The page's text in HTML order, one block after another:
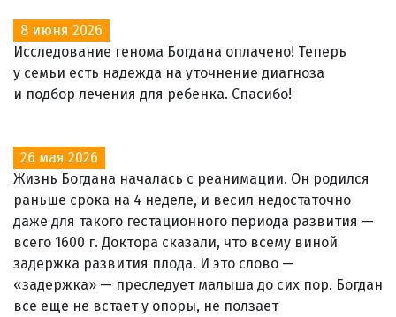
8 июня 2026
Исследование генома Богдана оплачено! Теперь
у семьи есть надежда на уточнение диагноза
и подбор лечения для ребенка. Спасибо!
26 мая 2026
Жизнь Богдана началась с реанимации. Он родился
раньше срока на 4 неделе, и весил недостаточно
даже для такого гестационного периода развития —
всего 1600 г. Доктора сказали, что всему виной
задержка развития плода. И это слово —
«задержка» — преследует малыша до сих пор. Богдан
все еще не встает у опоры, не ползает